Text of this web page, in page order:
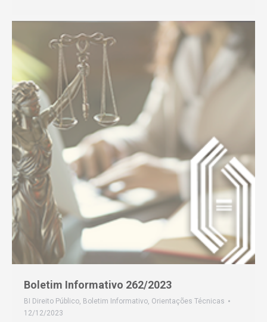
Boletim Informativo 262/2023
BI Direito Público, Boletim Informativo, Orientações Técnicas
12/12/2023